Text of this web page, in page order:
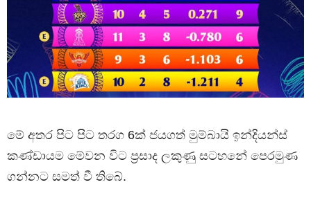
මේ අතර පිට පිට තරග 6ක් ජයගත් මුම්බායි ඉන්දියන්ස්
කණ්ඩායම මේවන විට ප්‍රසාද ලකුණු සටහනේ පෙරමුණ
ගන්නට සමත් වී තිබේ.